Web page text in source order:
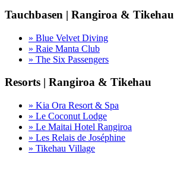
Tauchbasen | Rangiroa & Tikehau
» Blue Velvet Diving
» Raie Manta Club
» The Six Passengers
Resorts | Rangiroa & Tikehau
» Kia Ora Resort & Spa
» Le Coconut Lodge
» Le Maitai Hotel Rangiroa
» Les Relais de Joséphine
» Tikehau Village